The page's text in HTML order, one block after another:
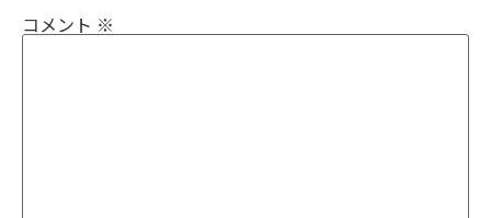
コメント ※